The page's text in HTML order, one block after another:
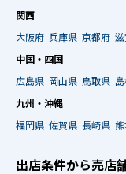
関西
大阪府 兵庫県 京都府
中国・四国
広島県 岡山県 鳥取県
九州・沖縄
福岡県 佐賀県 長崎県
出店条件から売店